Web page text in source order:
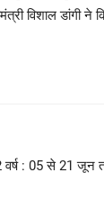
विशाल डांगी ने
वर्ष : 05 से 21